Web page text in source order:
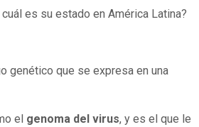
es su estado en América Latina?
genético que se expresa en una
el genoma del virus, y es el que le